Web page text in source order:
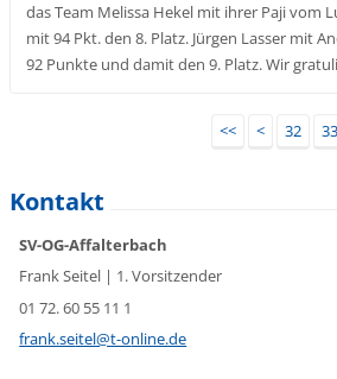
das Team Melissa Hekel mit ihrer Paji vom
mit 94 Pkt. den 8. Platz. Jürgen Lasser mit
92 Punkte und damit den 9. Platz. Wir
<< < 32 33
Kontakt
SV-OG-Affalterbach
Frank Seitel | 1. Vorsitzender
01 72. 60 55 11 1
frank.seitel@t-online.de